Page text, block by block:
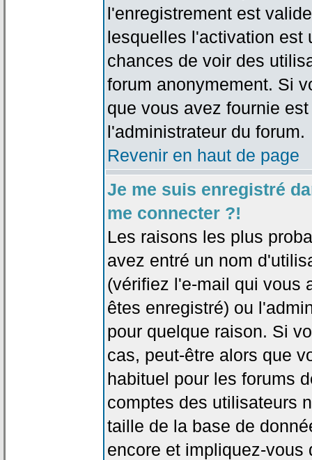
l'enregistrement est
lesquelles l'activation est
chances de voir des
forum anonymement. Si
que vous avez fournie
l'administrateur du forum.
Revenir en haut de page
Je me suis enregistré
me connecter ?!
Les raisons les plus
avez entré un nom
(vérifiez l'e-mail qui vous
êtes enregistré) ou
pour quelque raison. Si
cas, peut-être alors que
habituel pour les forums
comptes des utilisateurs
taille de la base de
encore et impliquez-